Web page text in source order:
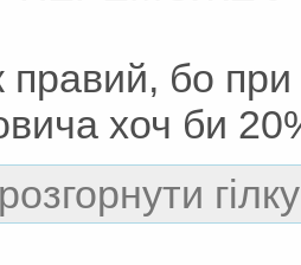
правий, бо
хоч би